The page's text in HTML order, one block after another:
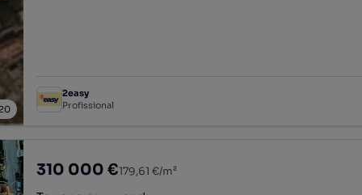
2easy
Profissional
310 000 €179,61 €/m²